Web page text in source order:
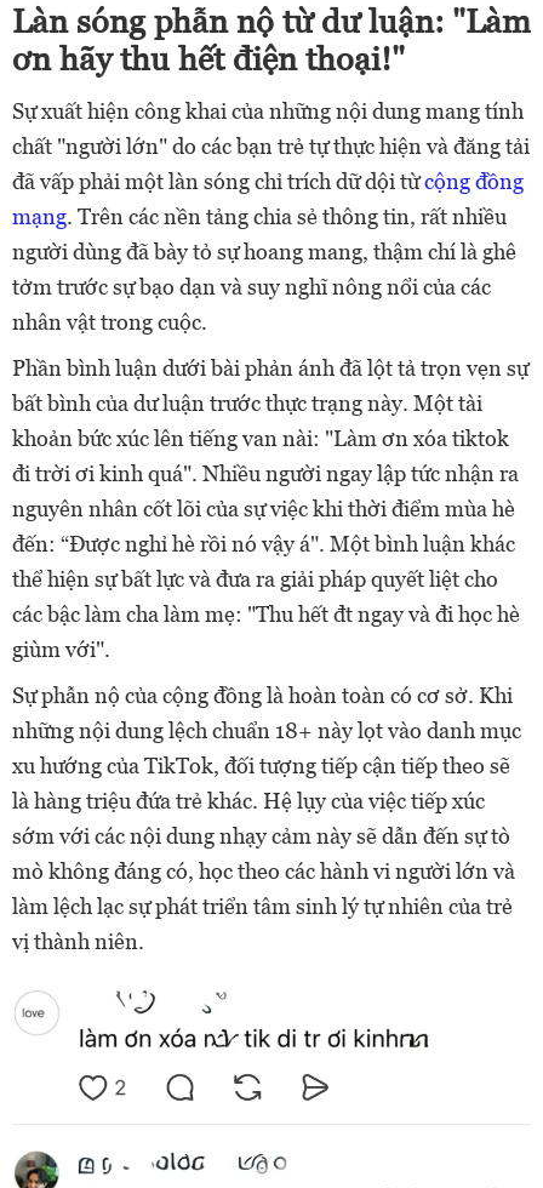
Làn sóng phẫn nộ từ dư luận: "Làm
ơn hãy thu hết điện thoại!"
Sự xuất hiện công khai của những nội dung mang tính
chất "người lớn" do các bạn trẻ tự thực hiện và đăng tải
đã vấp phải một làn sóng chỉ trích dữ dội từcộng đồng
mạng. Trên các nền tảng chia sẻ thông tin, rất nhiều
người dùng đã bày tỏ sự hoang mang, thậm chí là ghê
tởm trước sự bạo dạn và suy nghĩ nông nổi của các
nhân vật trong cuộc.
Phần bình luận dưới bài phản ánh đã lột tả trọn vẹn sự
bất bình của dư luận trước thực trạng này. Một tài
khoản bức xúc lên tiếng van nài: "Làm ơn xóa tiktok
đi trời ơi kinh quá". Nhiều người ngay lập tức nhận ra
nguyên nhân cốt lõi của sự việc khi thời điểm mùa hè
đến: “Được nghỉ hè rồi nó vậy á". Một bình luận khác
thể hiện sự bất lực và đưa ra giải pháp quyết liệt cho
các bậc làm cha làm mẹ: "Thu hết đt ngay và đi học hè
giùm với".
Sự phẫn nộ của cộng đồng là hoàn toàn có cơ sở. Khi
những nội dung lệch chuẩn 18+ này lọt vào danh mục
xu hướng của TikTok, đối tượng tiếp cận tiếp theo sẽ
là hàng triệu đứa trẻ khác. Hệ lụy của việc tiếp xúc
sớm với các nội dung nhạy cảm này sẽ dẫn đến sự tò
mò không đáng có, học theo các hành vi người lớn và
làm lệch lạc sự phát triển tâm sinh lý tự nhiên của trẻ
vị thành niên.